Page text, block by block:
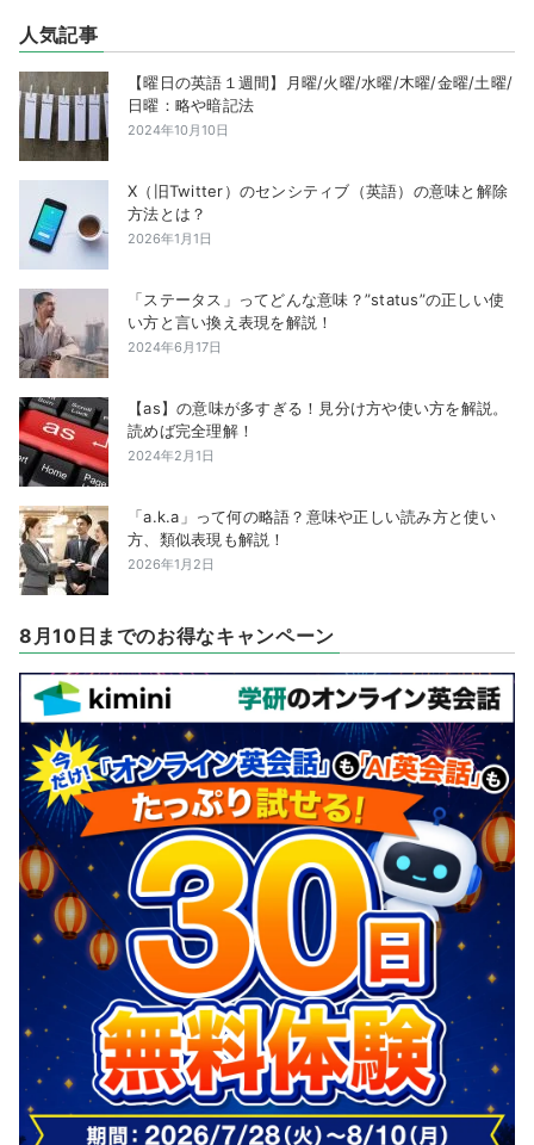
人気記事
【曜日の英語１週間】月曜/火曜/水曜/木曜/金曜/土曜/
日曜：略や暗記法
2024年10月10日
X（旧Twitter）のセンシティブ（英語）の意味と解除
方法とは？
2026年1月1日
「ステータス」ってどんな意味？”status”の正しい使
い方と言い換え表現を解説！
2024年6月17日
【as】の意味が多すぎる！見分け方や使い方を解説。
読めば完全理解！
2024年2月1日
「a.k.a」って何の略語？意味や正しい読み方と使い
方、類似表現も解説！
2026年1月2日
8月10日までのお得なキャンペーン